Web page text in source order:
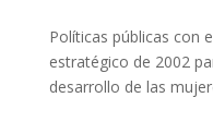
Políticas públicas con
estratégico de 2002
desarrollo de las